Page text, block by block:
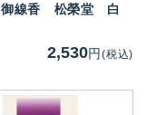
御線香 松榮堂 白
2,530円(税込)